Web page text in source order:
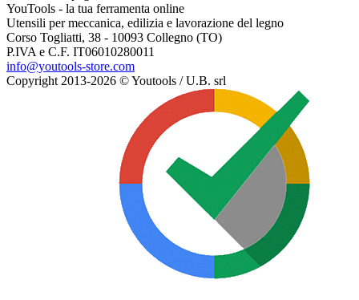
YouTools - la tua ferramenta online
Utensili per meccanica, edilizia e lavorazione del legno
Corso Togliatti, 38 - 10093 Collegno (TO)
P.IVA e C.F. IT06010280011
info@youtools-store.com
Copyright 2013-2026 © Youtools / U.B. srl